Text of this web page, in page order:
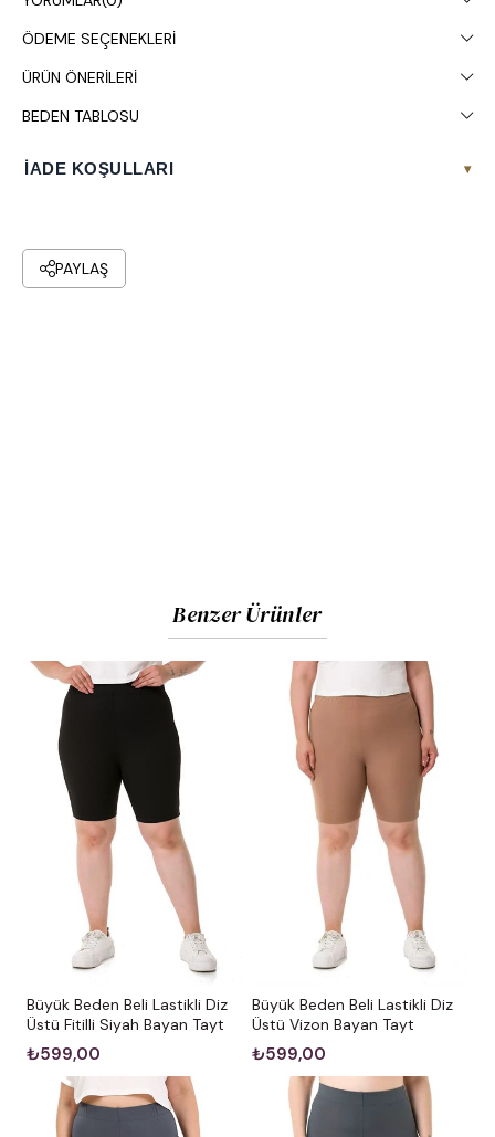
ÖDEME SEÇENEKLERI
ÜRÜN ÖNERILERI
BEDEN TABLOSU
İADE KOŞULLARI ▾
PAYLAŞ
Benzer Ürünler
Büyük Beden Beli Lastikli Diz
Üstü Fitilli Siyah Bayan Tayt
₺599,00
Büyük Beden Beli Lastikli Diz
Üstü Vizon Bayan Tayt
₺599,00